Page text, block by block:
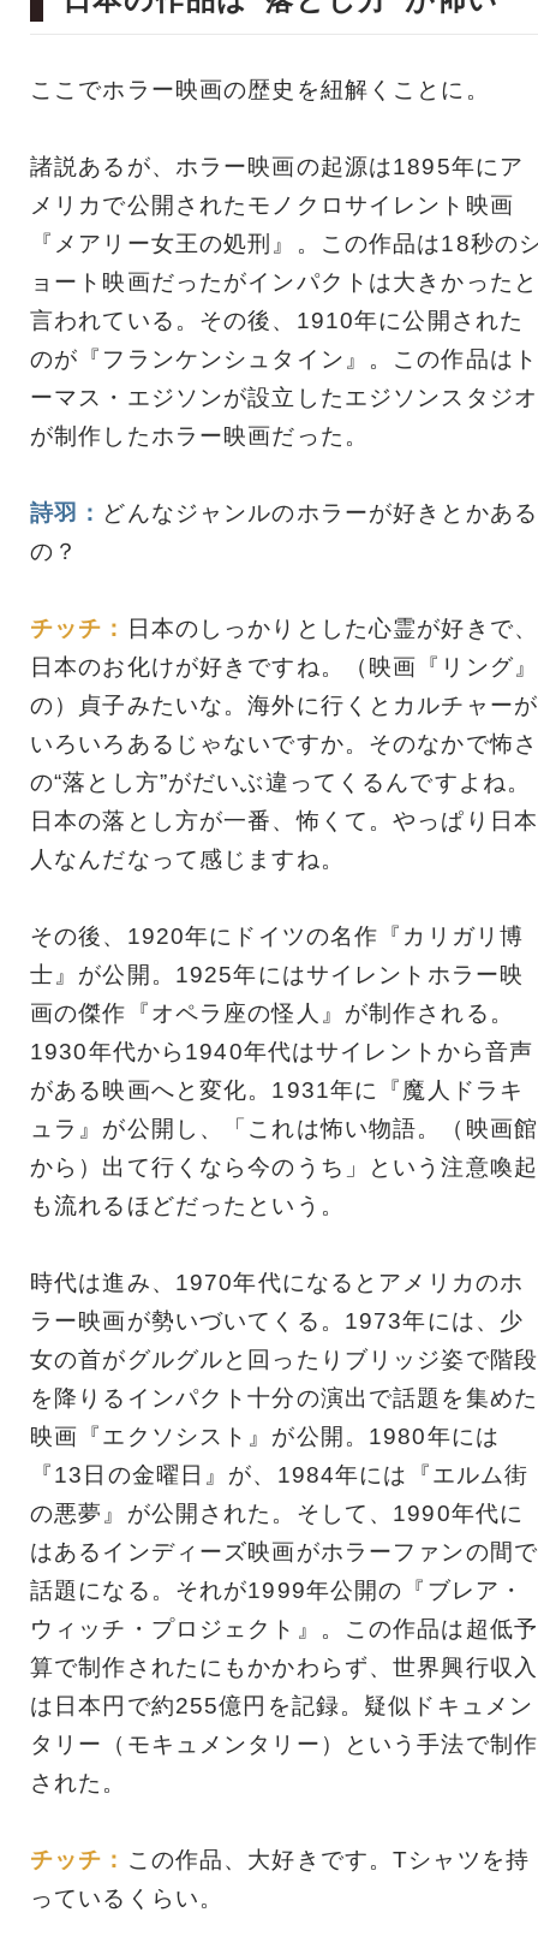
ここでホラー映画の歴史を紐解くことに。
諸説あるが、ホラー映画の起源は1895年にア
メリカで公開されたモノクロサイレント映画
『メアリー女王の処刑』。この作品は18秒の
ョート映画だったがインパクトは大きかったと
言われている。その後、1910年に公開された
のが『フランケンシュタイン』。この作品はト
ーマス・エジソンが設立したエジソンスタジオ
が制作したホラー映画だった。
詩羽： どんなジャンルのホラーが好きとかある
の？
チッチ： 日本のしっかりとした心霊が好きで、
日本のお化けが好きですね。（映画『リング』
の）貞子みたいな。海外に行くとカルチャーが
いろいろあるじゃないですか。そのなかで怖さ
の“落とし方”がだいぶ違ってくるんですよね。
日本の落とし方が一番、怖くて。やっぱり日本
人なんだなって感じますね。
その後、1920年にドイツの名作『カリガリ博
士』が公開。1925年にはサイレントホラー映
画の傑作『オペラ座の怪人』が制作される。
1930年代から1940年代はサイレントから音声
がある映画へと変化。1931年に『魔人ドラキ
ュラ』が公開し、「これは怖い物語。（映画館
から）出て行くなら今のうち」という注意喚起
も流れるほどだったという。
時代は進み、1970年代になるとアメリカのホ
ラー映画が勢いづいてくる。1973年には、少
女の首がグルグルと回ったりブリッジ姿で階段
を降りるインパクト十分の演出で話題を集めた
映画『エクソシスト』が公開。1980年には
『13日の金曜日』が、1984年には『エルム街
の悪夢』が公開された。そして、1990年代に
はあるインディーズ映画がホラーファンの間で
話題になる。それが1999年公開の『ブレア・
ウィッチ・プロジェクト』。この作品は超低予
算で制作されたにもかかわらず、世界興行収入
は日本円で約255億円を記録。疑似ドキュメン
タリー（モキュメンタリー）という手法で制作
された。
チッチ： この作品、大好きです。Tシャツを持
っているくらい。